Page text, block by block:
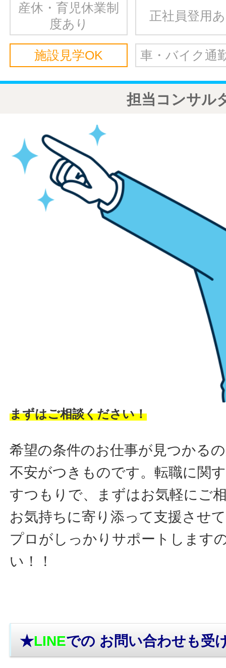
産休・育児休業制
度あり
正社員登用
施設見学OK 車・バイク通
担当コンサル
まずはご相談ください！
希望の条件のお仕事が見つかる
不安がつきものです。転職に関
すつもりで、まずはお気軽にご
お気持ちに寄り添って支援させ
プロがしっかりサポートします
い！！
★LINEでの お問い合わせも受